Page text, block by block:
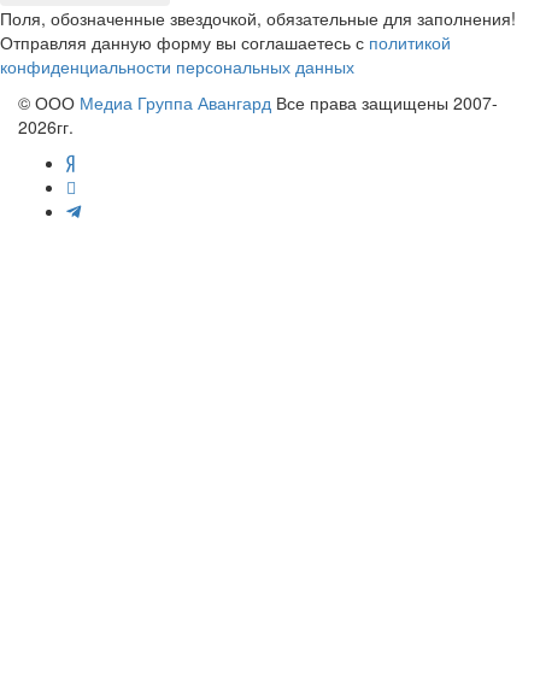
Поля, обозначенные звездочкой, обязательные для заполнения!
Отправляя данную форму вы соглашаетесь с политикой
конфиденциальности персональных данных
© ООО Медиа Группа Авангард Все права защищены 2007-
2026гг.